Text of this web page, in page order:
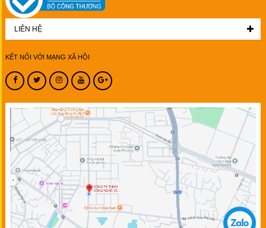
LIÊN HỆ
KẾT NỐI VỚI MẠNG XÃ HỘI